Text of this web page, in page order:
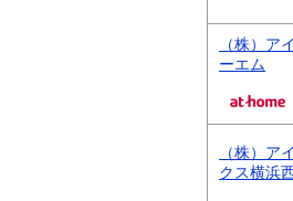
（株）ア
ーエム
（株）ア
クス横浜